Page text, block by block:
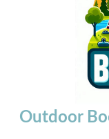
Outdoor